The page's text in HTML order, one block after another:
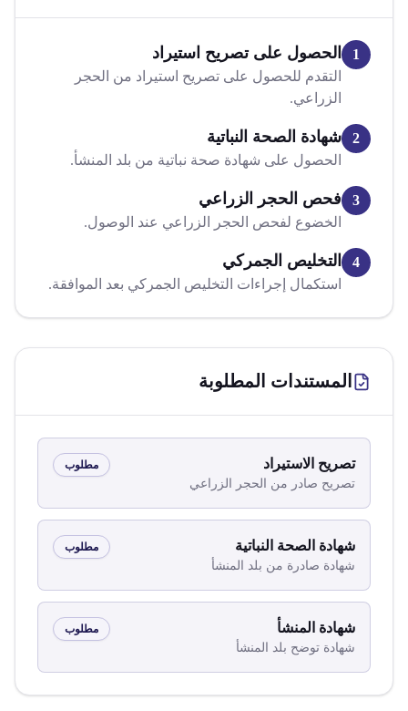
1 الحصول على تصريح استيراد
التقدم للحصول على تصريح استيراد من الحجر
الزراعي.
2 شهادة الصحة النباتية
الحصول على شهادة صحة نباتية من بلد المنشأ.
3 فحص الحجر الزراعي
الخضوع لفحص الحجر الزراعي عند الوصول.
4 التخليص الجمركي
استكمال إجراءات التخليص الجمركي بعد الموافقة.
المستندات المطلوبة
تصريح الاستيراد
تصريح صادر من الحجر الزراعي
مطلوب
شهادة الصحة النباتية
شهادة صادرة من بلد المنشأ
مطلوب
شهادة المنشأ
شهادة توضح بلد المنشأ
مطلوب